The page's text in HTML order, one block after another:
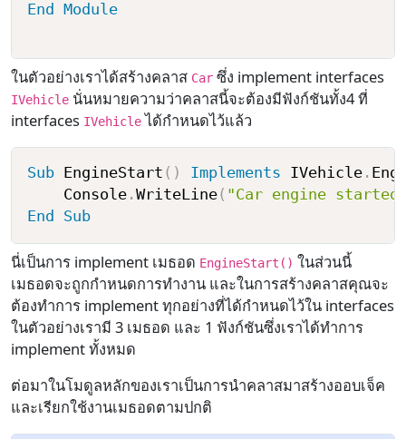
End Module
ในตัวอย่างเราได้สร้างคลาส Car ซึ่ง implement interfaces
IVehicle นั่นหมายความว่าคลาสนี้จะต้องมีฟังก์ชันทั้ง4 ที่
interfaces IVehicleได้กำหนดไว้แล้ว
Sub EngineStart ( ) Implements IVehicle.
    Console
. WriteLine( "Car engine
End
Sub
นี่เป็นการ implement เมธอด EngineStart() ในส่วนนี้
เมธอดจะถูกกำหนดการทำงาน และในการสร้างคลาสคุณจะ
ต้องทำการ implement ทุกอย่างที่ได้กำหนดไว้ใน interfaces
ในตัวอย่างเรามี 3 เมธอด และ 1 ฟังก์ชันซึ่งเราได้ทำการ
implement ทั้งหมด
ต่อมาในโมดูลหลักของเราเป็นการนำคลาสมาสร้างออบเจ็ค
และเรียกใช้งานเมธอดตามปกติ